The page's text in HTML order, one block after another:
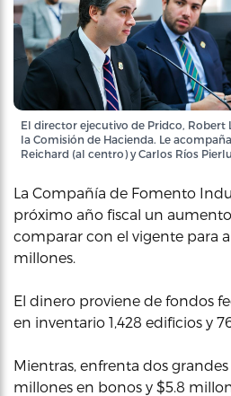
El director ejecutivo de Pridco, Robert
la Comisión de Hacienda. Le
Reichard (al centro) y Carlos Ríos
La Compañía de Fomento
próximo año fiscal un aumento
comparar con el vigente para
millones.
El dinero proviene de fondos
en inventario 1,428 edificios y
Mientras, enfrenta dos grandes
millones en bonos y $5.8